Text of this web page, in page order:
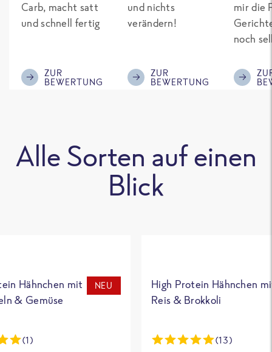
Carb, macht satt
und schnell fertig
ZUR
BEWERTUNG
und nichts
verändern!
ZUR
BEWERTUNG
mir die
noch
Eiweiß.
was
Alle Sorten auf einen
Blick
Hähnchen mit
& Gemüse
NEU
(1)
High Protein Hähnchen
Reis & Brokkoli
(13)